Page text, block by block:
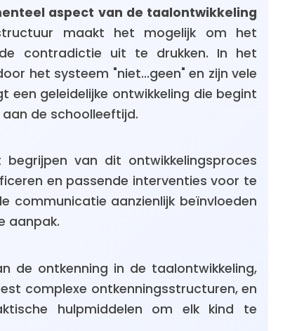
aspect van de taalontwikkeling
maakt het mogelijk om het
contradictie uit te drukken. In het
het systeem "niet...geen" en zijn vele
een geleidelijke ontwikkeling die begint
de schoolleeftijd.
van dit ontwikkelingsproces
en passende interventies voor te
communicatie aanzienlijk beïnvloeden
aanpak.
de ontkenning in de taalontwikkeling,
complexe ontkenningsstructuren, en
hulpmiddelen om elk kind te